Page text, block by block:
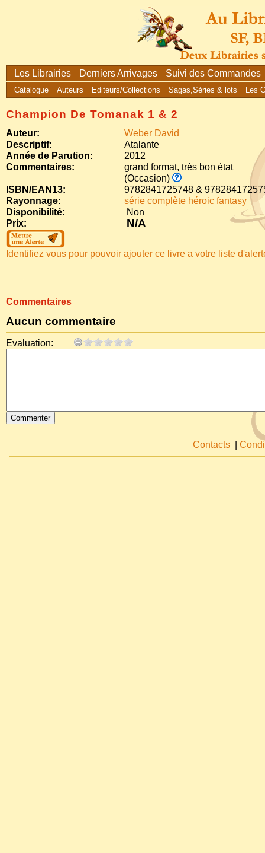
Les Librairies Derniers Arrivages Suivi des Commandes
Catalogue Auteurs Editeurs/Collections Sagas,Séries & lots Les
Champion De Tomanak 1 & 2
Auteur:
Weber David
Descriptif:
Atalante
Année de Parution:
2012
Commentaires:
grand format, très bon état
(Occasion)
ISBN/EAN13:
9782841725748 &
Rayonnage:
série complète héroic fantasy
Disponibilité:
Non
Prix:
N/A
Identifiez vous pour pouvoir ajouter ce livre a votre liste
Commentaires
Aucun commentaire
Evaluation:
Contacts |